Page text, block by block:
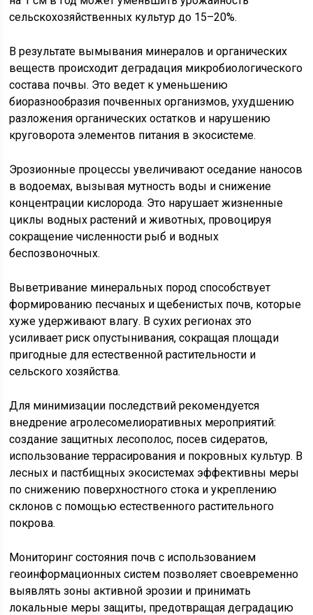
сельскохозяйственных культур до 15–20%.
В результате вымывания минералов и органических
веществ происходит деградация микробиологического
состава почвы. Это ведет к уменьшению
биоразнообразия почвенных организмов, ухудшению
разложения органических остатков и нарушению
круговорота элементов питания в экосистеме.
Эрозионные процессы увеличивают оседание наносов
в водоемах, вызывая мутность воды и снижение
концентрации кислорода. Это нарушает жизненные
циклы водных растений и животных, провоцируя
сокращение численности рыб и водных
беспозвоночных.
Выветривание минеральных пород способствует
формированию песчаных и щебенистых почв, которые
хуже удерживают влагу. В сухих регионах это
усиливает риск опустынивания, сокращая площади
пригодные для естественной растительности и
сельского хозяйства.
Для минимизации последствий рекомендуется
внедрение агролесомелиоративных мероприятий:
создание защитных лесополос, посев сидератов,
использование террасирования и покровных культур. В
лесных и пастбищных экосистемах эффективны меры
по снижению поверхностного стока и укреплению
склонов с помощью естественного растительного
покрова.
Мониторинг состояния почв с использованием
геоинформационных систем позволяет своевременно
выявлять зоны активной эрозии и принимать
локальные меры защиты, предотвращая деградацию